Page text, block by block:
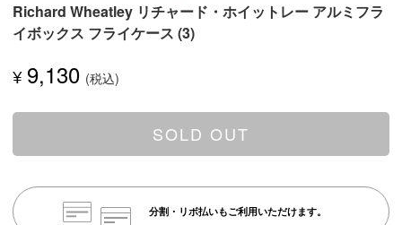
Richard Wheatley リチャード・ホイットレー アルミフラ
イボックス フライケース (3)
¥ 9,130
SOLD OUT
分割・リボ払いもご利用いただけます。